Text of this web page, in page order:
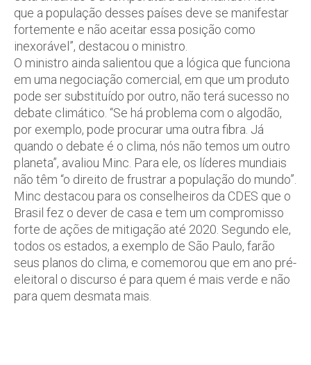
que a população desses países deve se manifestar
fortemente e não aceitar essa posição como
inexorável”, destacou o ministro.
O ministro ainda salientou que a lógica que funciona
em uma negociação comercial, em que um produto
pode ser substituído por outro, não terá sucesso no
debate climático. “Se há problema com o algodão,
por exemplo, pode procurar uma outra fibra. Já
quando o debate é o clima, nós não temos um outro
planeta”, avaliou Minc. Para ele, os líderes mundiais
não têm “o direito de frustrar a população do mundo”.
Minc destacou para os conselheiros da CDES que o
Brasil fez o dever de casa e tem um compromisso
forte de ações de mitigação até 2020. Segundo ele,
todos os estados, a exemplo de São Paulo, farão
seus planos do clima, e comemorou que em ano pré-
eleitoral o discurso é para quem é mais verde e não
para quem desmata mais.